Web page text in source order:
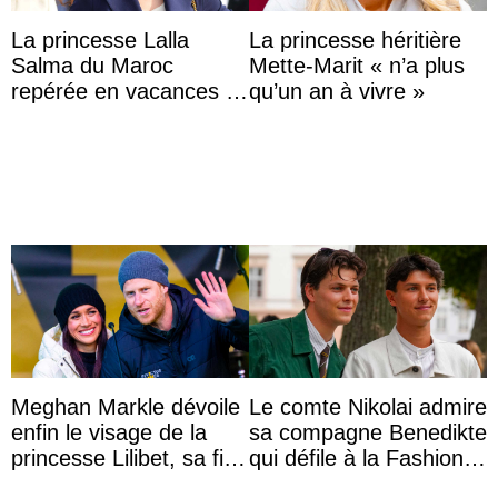
La princesse Lalla
Salma du Maroc
repérée en vacances à
La princesse héritière
Mette-Marit « n’a plus
qu’un an à vivre »
Meghan Markle dévoile
enfin le visage de la
princesse Lilibet, sa fille
Le comte Nikolai admire
sa compagne Benedikte
qui défile à la Fashion